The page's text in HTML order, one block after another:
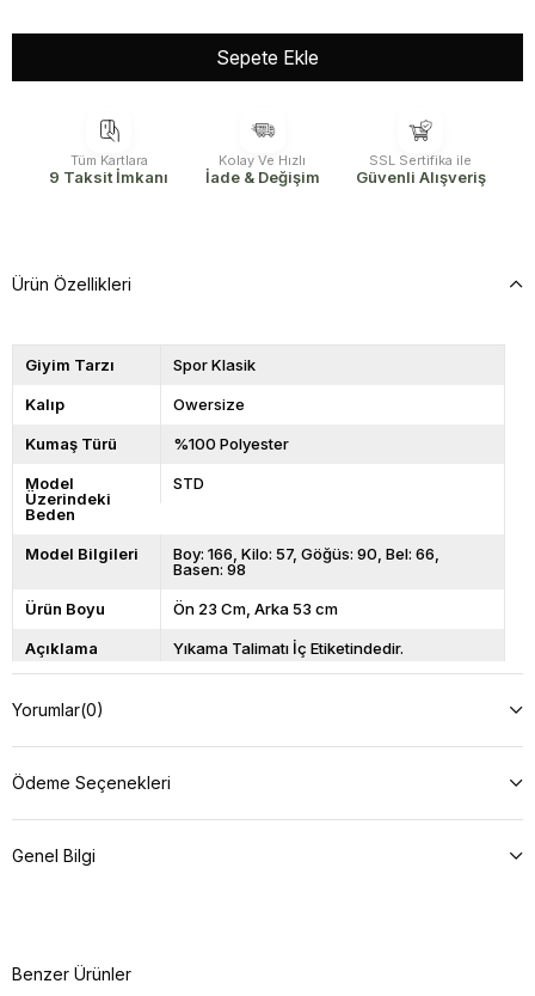
Tüm Kartlara
9 Taksit İmkanı
Kolay Ve Hızlı
İade & Değişim
SSL Sertifika ile
Güvenli Alışveriş
Ürün Özellikleri
Giyim Tarzı Spor Klasik
Kalıp Owersize
Kumaş Türü %100 Polyester
Model
Üzerindeki
Beden
STD
Model Bilgileri
Boy: 166, Kilo: 57, Göğüs: 90, Bel: 66,
Basen: 98
Ürün Boyu Ön 23 Cm, Arka 53 cm
Açıklama Yıkama Talimatı İç Etiketindedir.
Yorumlar(0)
Ödeme Seçenekleri
Genel Bilgi
Benzer Ürünler